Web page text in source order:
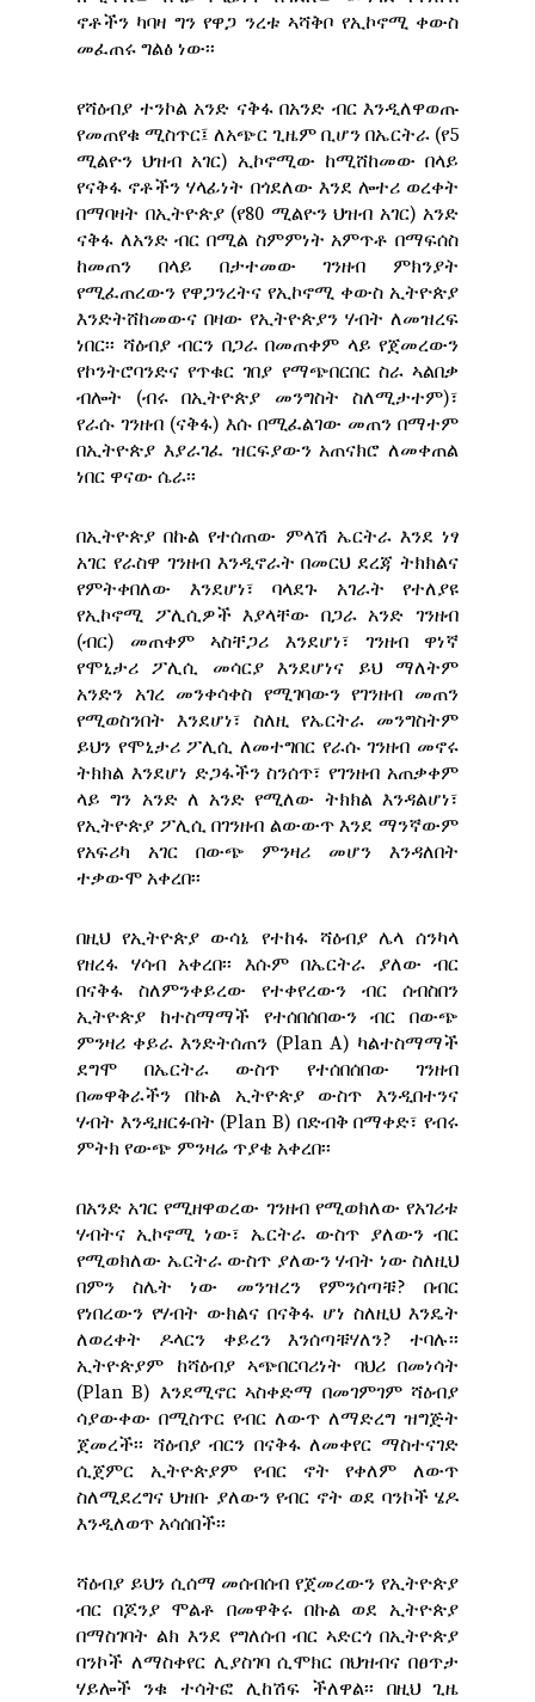
ኖቶችን ካባዛ ግን የዋጋ ንረቱ ኣሻቅቦ የኢኮኖሚ ቀውስ
መፈጠሩ ግልፅ ነው፡፡
የሻዕብያ ተንኮል አንድ ናቅፋ በአንድ ብር እንዲለዋወጡ
የመጠየቁ ሚስጥር፤ ለአጭር ጊዜም ቢሆን በኤርትራ (የ5
ሚልዮን ህዝብ አገር) ኢኮኖሚው ከሚሸከመው በላይ
የናቅፋ ኖቶችን ሃላፊነት በጎደለው እንደ ሎተሪ ወረቀት
በማባዛት በኢትዮጵያ (የ80 ሚልዮን ህዝብ አገር) አንድ
ናቅፋ ለአንድ ብር በሚል ስምምነት አምጥቶ በማፍሰስ
ከመጠን በላይ በታተመው ገንዘብ ምክንያት
የሚፈጠረውን የዋጋንረትና የኢኮኖሚ ቀውስ ኢትዮጵያ
እንድትሸከመውና በዛው የኢትዮጵያን ሃብት ለመዝረፍ
ነበር፡፡ ሻዕብያ ብርን በጋራ በመጠቀም ላይ የጀመረውን
የኮንትሮባንድና የጥቁር ገበያ የማጭበርበር ስራ ኣልበቃ
ብሎት (ብሩ በኢትዮጵያ መንግስት ስለሚታተም)፣
የራሱ ገንዘብ (ናቅፋ) እሱ በሚፈልገው መጠን በማተም
በኢትዮጵያ እያራገፈ ዝርፍያውን አጠናክሮ ለመቀጠል
ነበር ዋናው ሴራ፡፡
በኢትዮጵያ በኩል የተሰጠው ምላሽ ኤርትራ እንደ ነፃ
አገር የራስዋ ገንዘብ እንዲኖራት በመርህ ደረጃ ትክክልና
የምትቀበለው እንደሆነ፣ ባላደጉ አገራት የተለያዩ
የኢኮኖሚ ፖሊሲዎች እያላቸው በጋራ አንድ ገንዘብ
(ብር) መጠቀም ኣስቸጋሪ እንደሆነ፣ ገንዘብ ዋነኛ
የሞኒታሪ ፖሊሲ መሳርያ እንደሆነና ይህ ማለትም
አንድን አገረ መንቀሳቀስ የሚገባውን የገንዘብ መጠን
የሚወስንበት እንደሆነ፣ ስለዚ የኤርትራ መንግስትም
ይህን የሞኒታሪ ፖሊሲ ለመተግበር የራሱ ገንዘብ መኖሩ
ትክክል እንደሆነ ድጋፋችን ስንሰጥ፣ የገንዘብ አጠቃቀም
ላይ ግን አንድ ለ አንድ የሚለው ትክክል እንዳልሆነ፣
የኢትዮጵያ ፖሊሲ በገንዘብ ልውውጥ እንደ ማንኛውም
የአፍሪካ አገር በውጭ ምንዛሪ መሆን እንዳለበት
ተቃውሞ አቀረበ፡፡
በዚህ የኢትዮጵያ ውሳኔ የተከፋ ሻዕብያ ሌላ ሰንካላ
የዘረፋ ሃሳብ አቀረበ፡፡ እሱም በኤርትራ ያለው ብር
በናቅፋ ስለምንቀይረው የተቀየረውን ብር ሰብስበን
ኢትዮጵያ ከተስማማች የተሰበሰበውን ብር በውጭ
ምንዛሪ ቀይራ እንድትሰጠን (Plan A) ካልተስማማች
ደግሞ በኤርትራ ውስጥ የተሰበሰበው ገንዘብ
በመዋቅራችን በኩል ኢትዮጵያ ውስጥ እንዲበተንና
ሃብት እንዲዘርፉበት (Plan B) በድብቅ በማቀድ፣ የብሩ
ምትክ የውጭ ምንዛሬ ጥያቄ አቀረበ፡፡
በአንድ አገር የሚዘዋወረው ገንዘብ የሚወክለው የአገሪቱ
ሃብትና ኢኮኖሚ ነው፣ ኤርትራ ውስጥ ያለውን ብር
የሚወክለው ኤርትራ ውስጥ ያለውን ሃብት ነው ስለዚህ
በምን ስሌት ነው መንዝረን የምንሰጣቹ? በብር
የነበረውን የሃብት ውክልና በናቅፋ ሆነ ስለዚህ እንዴት
ለወረቀት ዶላርን ቀይረን እንሰጣቹሃለን? ተባሉ፡፡
ኢትዮጵያም ከሻዕብያ ኣጭበርባሪነት ባህሪ በመነሳት
(Plan B) እንደሚኖር ኣስቀድማ በመገምገም ሻዕብያ
ሳያውቀው በሚስጥር የብር ለውጥ ለማድረግ ዝግጅት
ጀመረች፡፡ ሻዕብያ ብርን በናቅፋ ለመቀየር ማስተናገድ
ሲጀምር ኢትዮጵያም የብር ኖት የቀለም ለውጥ
ስለሚደረግና ህዝቡ ያለውን የብር ኖት ወደ ባንኮች ሄዶ
እንዲለወጥ አሳሰበች፡፡
ሻዕብያ ይህን ሲሰማ መሰብሰብ የጀመረውን የኢትዮጵያ
ብር በጆንያ ሞልቶ በመዋቅሩ በኩል ወደ ኢትዮጵያ
በማስገባት ልክ እንደ የግለሰብ ብር ኣድርጎ በኢትዮጵያ
ባንኮች ለማስቀየር ሊያስገባ ሲሞክር በህዝብና በፀጥታ
ሃይሎች ንቁ ተሳትፎ ሊከሽፍ ችለዋል፡፡ በዚህ ጊዜ